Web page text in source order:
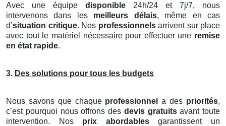
Avec une équipe disponible 24h/24 et 7j/7, nous
intervenons dans les meilleurs délais, même en cas
d’situation critique. Nos professionnelsarrivent sur place
avec tout le matériel nécessaire pour effectuer une remise
en état rapide.
3. Des solutions pour tous les budgets
Nous savons que chaque professionnel a des priorités,
c’est pourquoi nous offrons des devis gratuitsavant toute
intervention. Nos prix abordablesgarantissent un